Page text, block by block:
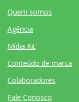
Quem somos
Agência
Mídia Kit
Conteúdo de marca
Colaboradores
Fale Conosco